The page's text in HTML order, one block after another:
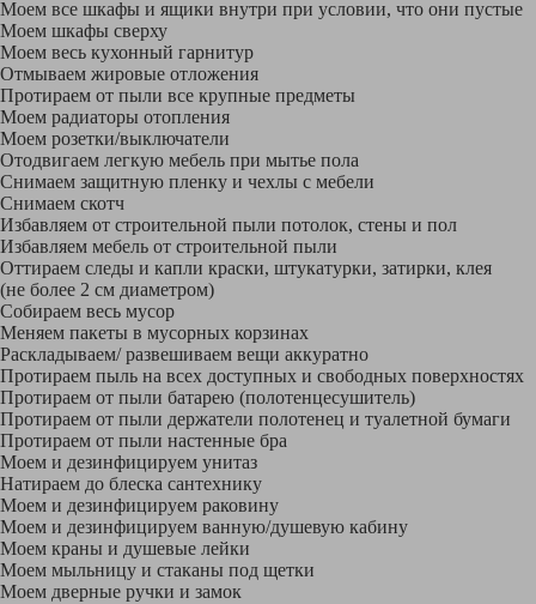
Моем все шкафы и ящики внутри при условии, что они пустые
Моем шкафы сверху
Моем весь кухонный гарнитур
Отмываем жировые отложения
Протираем от пыли все крупные предметы
Моем радиаторы отопления
Моем розетки/выключатели
Отодвигаем легкую мебель при мытье пола
Снимаем защитную пленку и чехлы с мебели
Снимаем скотч
Избавляем от строительной пыли потолок, стены и пол
Избавляем мебель от строительной пыли
Оттираем следы и капли краски, штукатурки, затирки, клея
(не более 2 см диаметром)
Собираем весь мусор
Меняем пакеты в мусорных корзинах
Раскладываем/ развешиваем вещи аккуратно
Протираем пыль на всех доступных и свободных поверхностях
Протираем от пыли батарею (полотенцесушитель)
Протираем от пыли держатели полотенец и туалетной бумаги
Протираем от пыли настенные бра
Моем и дезинфицируем унитаз
Натираем до блеска сантехнику
Моем и дезинфицируем раковину
Моем и дезинфицируем ванную/душевую кабину
Моем краны и душевые лейки
Моем мыльницу и стаканы под щетки
Моем дверные ручки и замок